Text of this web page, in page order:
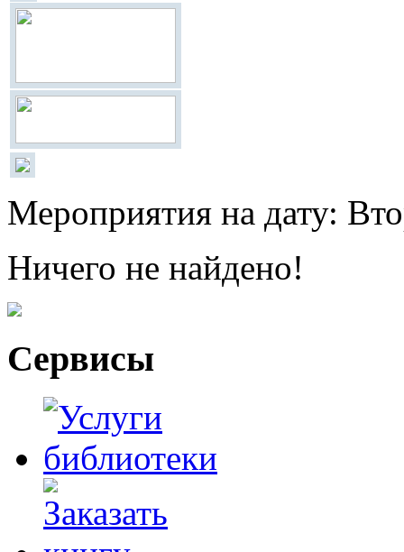
Мероприятия на дату:
Ничего не найдено!
Сервисы